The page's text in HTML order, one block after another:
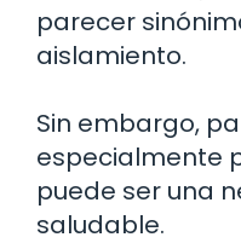
parecer
aislamiento.
Sin embargo,
especialmente
puede ser una
saludable.